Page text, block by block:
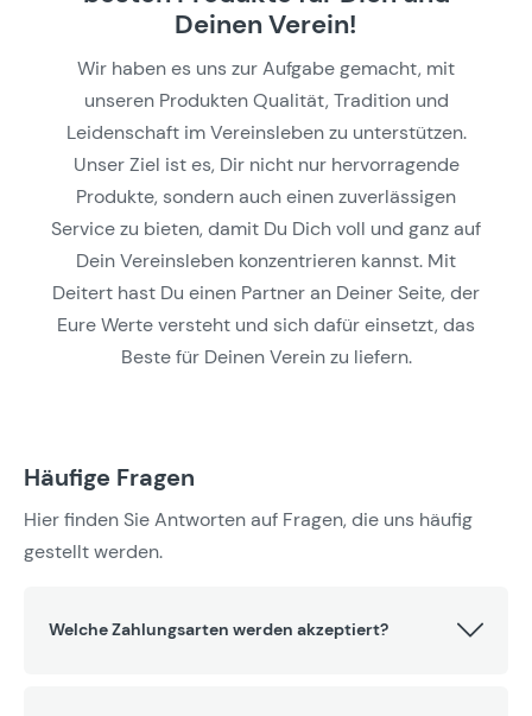
Deinen Verein!
Wir haben es uns zur Aufgabe gemacht, mit
unseren Produkten Qualität, Tradition und
Leidenschaft im Vereinsleben zu unterstützen.
Unser Ziel ist es, Dir nicht nur hervorragende
Produkte, sondern auch einen zuverlässigen
Service zu bieten, damit Du Dich voll und ganz auf
Dein Vereinsleben konzentrieren kannst. Mit
Deitert hast Du einen Partner an Deiner Seite, der
Eure Werte versteht und sich dafür einsetzt, das
Beste für Deinen Verein zu liefern.
Häufige Fragen
Hier finden Sie Antworten auf Fragen, die uns häufig
gestellt werden.
Welche Zahlungsarten werden akzeptiert?